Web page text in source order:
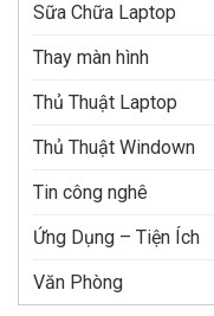
Sữa Chữa Laptop
Thay màn hình
Thủ Thuật Laptop
Thủ Thuật Windown
Tin công nghê
Ứng Dụng – Tiện Ích
Văn Phòng